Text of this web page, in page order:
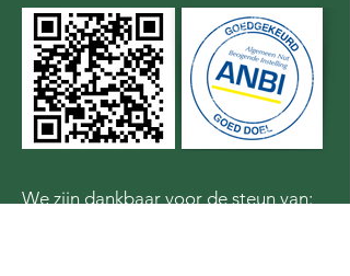
We zijn dankbaar voor de steun van: